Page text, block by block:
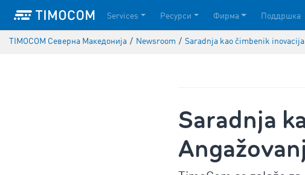
Services Ресурси Фирма Поддршка
TIMOCOM Северна Македонија / Newsroom / Saradnja kao čimbenik
Saradnja